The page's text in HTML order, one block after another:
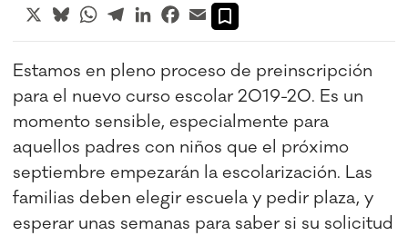
X BlueskyWhatsApp
TelegramLinkedInFacebook
Email
Estamos en pleno proceso de preinscripción
para el nuevo curso escolar 2019-20. Es un
momento sensible, especialmente para
aquellos padres con niños que el próximo
septiembre empezarán la escolarización. Las
familias deben elegir escuela y pedir plaza, y
esperar unas semanas para saber si su solicitud